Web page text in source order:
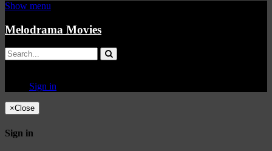
Show menu
Melodrama Movies
Sign in
×Close
Sign in